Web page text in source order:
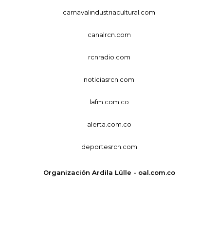
carnavalindustriacultural.com
canalrcn.com
rcnradio.com
noticiasrcn.com
lafm.com.co
alerta.com.co
deportesrcn.com
Organización Ardila Lülle - oal.com.co